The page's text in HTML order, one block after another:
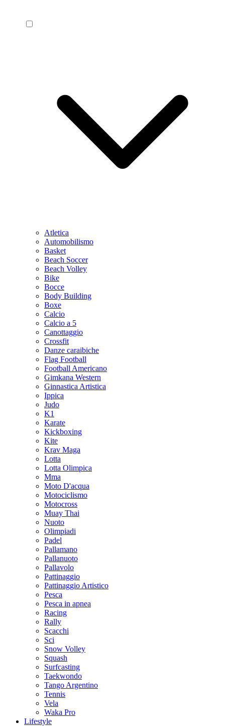
Atletica
Automobilismo
Basket
Beach Soccer
Beach Volley
Bike
Bocce
Body Building
Boxe
Calcio
Calcio a 5
Canottaggio
Crossfit
Danze caraibiche
Flag Football
Football Americano
Gimkana Western
Ginnastica Artistica
Ippica
Judo
K1
Karate
Kickboxing
Kite
Krav Maga
Lotta
Lotta Olimpica
Mma
Moto D'acqua
Motociclismo
Motocross
Muay Thai
Nuoto
Olimpiadi
Padel
Pallamano
Pallanuoto
Pallavolo
Pattinaggio
Pattinaggio Artistico
Pesca
Pesca in apnea
Racing
Rally
Scacchi
Sci
Snow Volley
Squash
Surfcasting
Taekwondo
Tango Argentino
Tennis
Vela
Waka Pro
Lifestyle